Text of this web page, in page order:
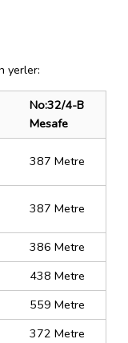
yerler:
No:32/4-B
Mesafe
387 Metre
387 Metre
386 Metre
438 Metre
559 Metre
372 Metre